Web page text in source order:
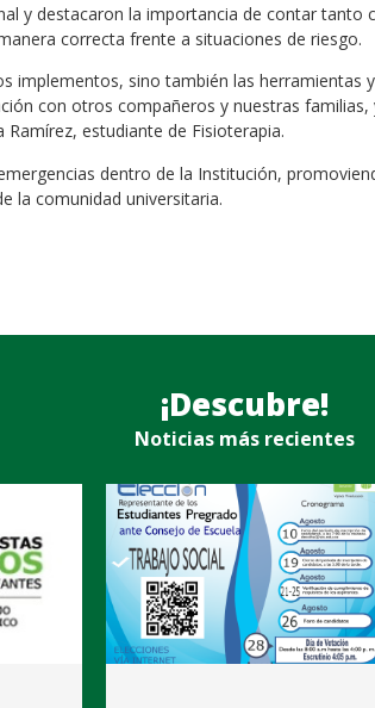
y destacaron la importancia de contar tanto
correcta frente a situaciones de riesgo.
implementos, sino también las herramientas
con otros compañeros y nuestras familias,
estudiante de Fisioterapia.
dentro de la Institución,
la comunidad universitaria.
¡Descubre!
Noticias más recientes